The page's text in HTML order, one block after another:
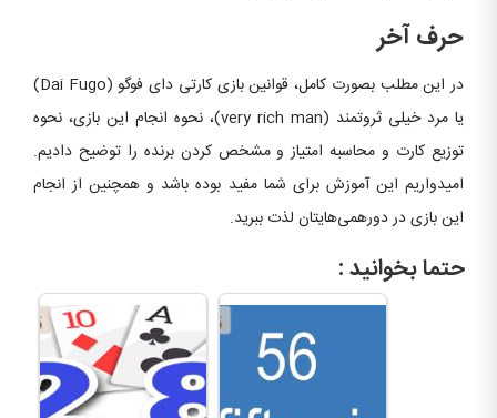
حرف آخر
در این مطلب بصورت کامل، قوانین بازی کارتی دای فوگو (Dai Fugo)
یا مرد خیلی ثروتمند (very rich man)، نحوه انجام این بازی، نحوه
توزیع کارت و محاسبه امتیاز و مشخص کردن برنده را توضیح دادیم.
امیدواریم این آموزش برای شما مفید بوده باشد و همچنین از انجام
این بازی در دورهمی‌هایتان لذت ببرید.
حتما بخوانید :